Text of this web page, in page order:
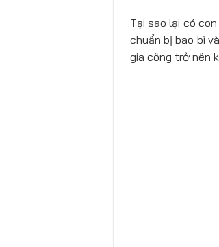
Tại sao lại có
chuẩn bị bao bì
gia công trở nên